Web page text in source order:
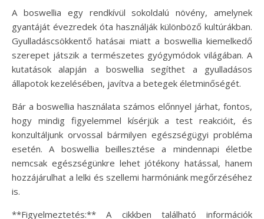
A boswellia egy rendkívül sokoldalú növény, amelynek
gyantáját évezredek óta használják különböző kultúrákban.
Gyulladáscsökkentő hatásai miatt a boswellia kiemelkedő
szerepet játszik a természetes gyógymódok világában. A
kutatások alapján a boswellia segíthet a gyulladásos
állapotok kezelésében, javítva a betegek életminőségét.
Bár a boswellia használata számos előnnyel járhat, fontos,
hogy mindig figyelemmel kísérjük a test reakcióit, és
konzultáljunk orvossal bármilyen egészségügyi probléma
esetén. A boswellia beillesztése a mindennapi életbe
nemcsak egészségünkre lehet jótékony hatással, hanem
hozzájárulhat a lelki és szellemi harmóniánk megőrzéséhez
is.
**Figyelmeztetés:** A cikkben található információk